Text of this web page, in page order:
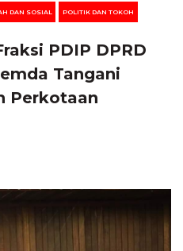
DAN SOSIAL POLITIK DAN TOKOH
PDIP DPRD
Tangani
Perkotaan